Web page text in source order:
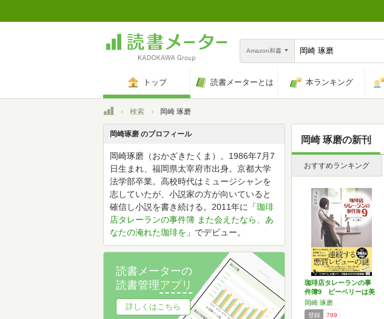
Amazon和書
トップ 読書メーターとは 本ランキング
トップ検索 岡崎 琢磨
岡崎 琢磨の新刊
おすすめランキング
珈琲店タレーランの事
件簿9 ピーベリーは美
し…
岡崎 琢磨
登録 789
岡崎琢磨 のプロフィール
岡崎琢磨（おかざきたくま）。1986年7月7
日生まれ、福岡県太宰府市出身。京都大学
法学部卒業。高校時代はミュージシャンを
志していたが、小説家の方が向いていると
確信し小説を書き続ける。2011年に「珈琲
店タレーランの事件簿 また会えたなら、あ
なたの淹れた珈琲を 」でデビュー。
読書メーターの
読書管理アプリ
詳しくはこちら